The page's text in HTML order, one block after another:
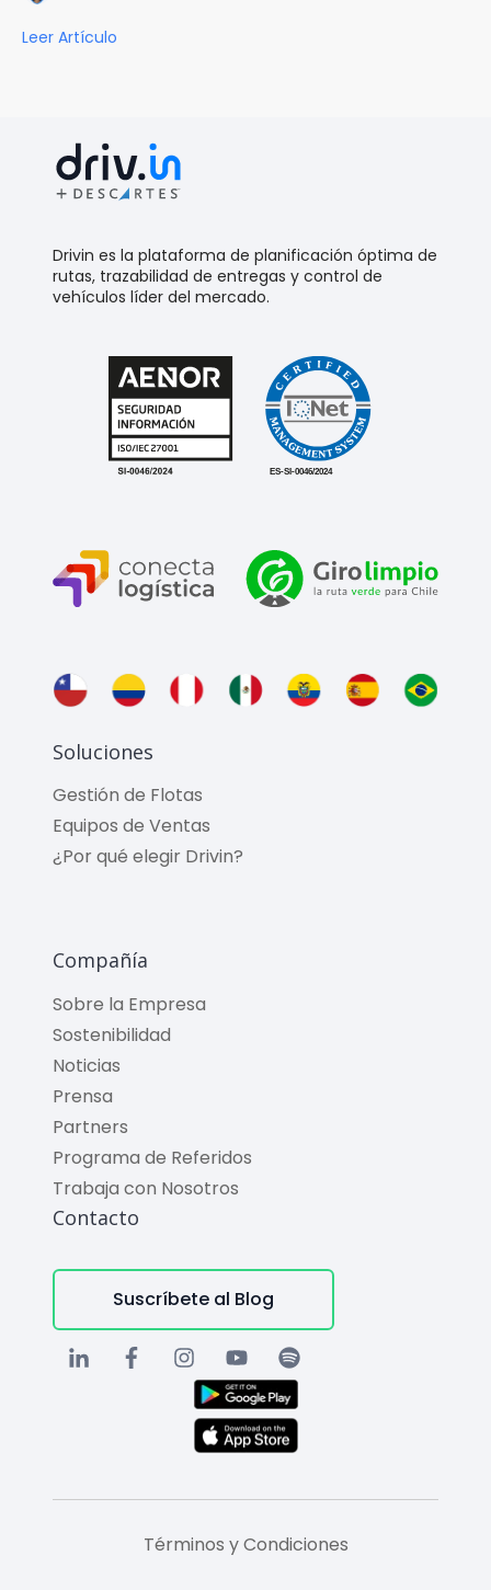
Leer Artículo
Drivin es la plataforma de planificación óptima de
rutas, trazabilidad de entregas y control de
vehículos líder del mercado.
Soluciones
Gestión de Flotas
Equipos de Ventas
¿Por qué elegir Drivin?
Compañía
Sobre la Empresa
Sostenibilidad
Noticias
Prensa
Partners
Programa de Referidos
Trabaja con Nosotros
Contacto
Suscríbete al Blog
Términos y Condiciones